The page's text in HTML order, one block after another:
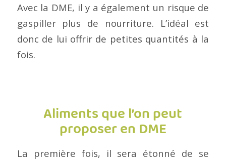
Avec la DME, il y a également un risque de
gaspiller plus de nourriture. L’idéal est
donc de lui offrir de petites quantités à la
fois.
Aliments que l’on peut
proposer en DME
La première fois, il sera étonné de se